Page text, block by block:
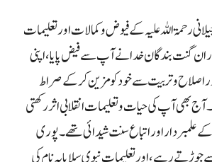
رحمۃ اللہ علیہ کے فیوض و کمالات اور تعلیمات
ان گنت بندگان خدا نے آپ سے فیض پایا، اپنی
اصلاح و تربیت سے خود کو مزین کر کے صراط
آج بھی آپ کی حیات و تعلیمات انقلابی اثر رکھتی
علمبر دار اوراتباع سنت شیدائی تھے ۔ پوری